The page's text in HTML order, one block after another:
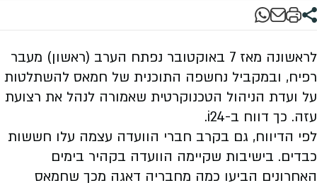
לראשונה מאז 7 באוקטובר נפתח הערב (ראשון) מעבר
רפיח, ובמקביל נחשפה התוכנית של חמאס להשתלטות
על ועדת הניהול הטכנוקרטית שאמורה לנהל את רצועת
עזה. כך דווח ב-i24.
לפי הדיווח, גם בקרב חברי הוועדה עצמה עלו חששות
כבדים. בישיבות שקיימה הוועדה בקהיר בימים
האחרונים הביעו כמה מחבריה דאגה מכך שחמאס